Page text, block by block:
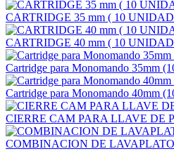
CARTRIDGE 35 mm ( 10
CARTRIDGE 40 mm ( 10
Cartridge para Monomando 35mm
Cartridge para Monomando 40mm
CIERRE CAM PARA LLAVE DE
COMBINACION DE